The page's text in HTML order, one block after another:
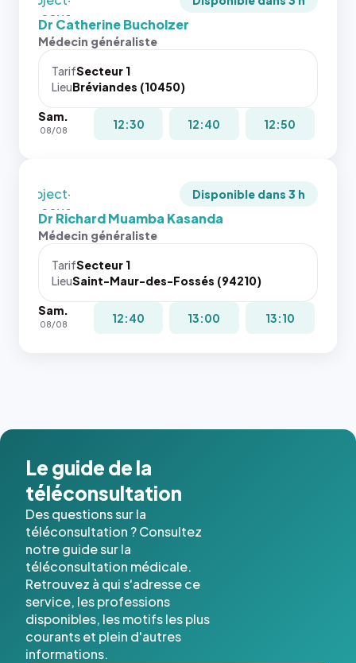
images de
l'annuaire
dans ce
cas. #}
fit: cover`.
Sans ces
navigateur
pas la
place, et
dernières
images de
l'annuaire
dans ce
cas. #}
Dr Catherine Bucholzer
Médecin généraliste
TarifSecteur 1
LieuBréviandes (10450)
Sam.
08/08 12:30 12:40 12:50
et un
rapport 1:1
juste à
toutes les
puisque la
`object-
fit: cover`.
Sans ces
navigateur
pas la
place, et
Disponible dans 3 h
Dr Richard Muamba Kasanda
Médecin généraliste
TarifSecteur 1
LieuSaint-Maur-des-Fossés (94210)
Sam.
08/08 12:40 13:00 13:10
Le guide de la
téléconsultation
Des questions sur la
téléconsultation ? Consultez
notre guide sur la
téléconsultation médicale.
Retrouvez à qui s'adresse ce
service, les professions
disponibles, les motifs les plus
courants et plein d'autres
informations.